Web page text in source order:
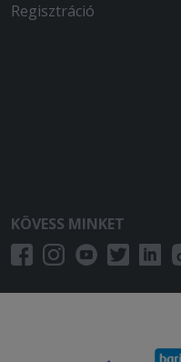
Regisztráció
KÖVESS MINKET